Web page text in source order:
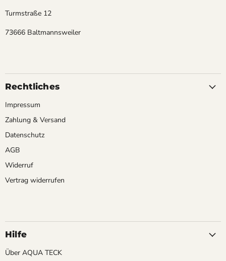
Turmstraße 12
73666 Baltmannsweiler
Rechtliches
Impressum
Zahlung & Versand
Datenschutz
AGB
Widerruf
Vertrag widerrufen
Hilfe
Über AQUA TECK